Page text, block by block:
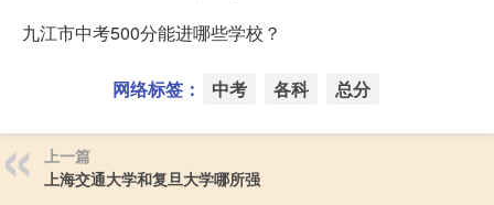
九江市中考500分能进哪些学校？
网络标签： 中考 各科 总分
上一篇
上海交通大学和复旦大学哪所强